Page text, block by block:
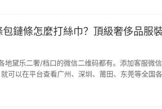
鏈條怎麼打絲巾？頂級奢侈品服
地黛乐二奢/档口的微信二维码都有。添加客服微信
可以在平台查看广州、深圳、莆田、东莞等全国
的黛乐二奢一手货源，直接对接一手货源代发，一